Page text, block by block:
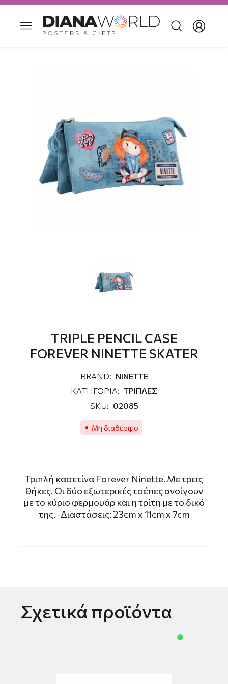
TRIPLE PENCIL CASE
FOREVER NINETTE SKATER
BRAND: NINETTE
ΚΑΤΗΓΟΡΙΑ: ΤΡΙΠΛΕΣ
SKU: 02085
Μη διαθέσιμο
Τριπλή κασετίνα Forever Ninette. Με τρεις
θήκες. Οι δύο εξωτερικές τσέπες ανοίγουν
με το κύριο φερμουάρ και η τρίτη με το δικό
της. -Διαστάσεις: 23cm x 11cm x 7cm
Σχετικά προϊόντα